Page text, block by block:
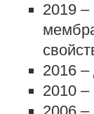
2019 –
2016
2010